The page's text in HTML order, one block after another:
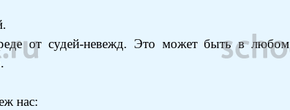
от судей-невежд. Это может быть в любом
нас: